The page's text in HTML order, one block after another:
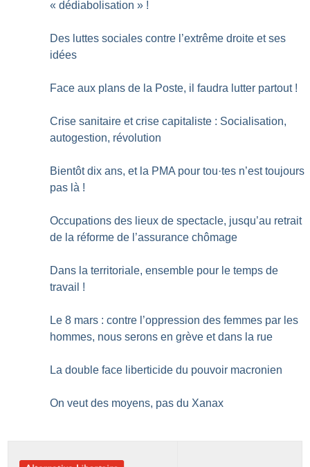
« dédiabolisation » !
Des luttes sociales contre l’extrême droite et ses
idées
Face aux plans de la Poste, il faudra lutter partout !
Crise sanitaire et crise capitaliste : Socialisation,
autogestion, révolution
Bientôt dix ans, et la PMA pour tou·tes n’est toujours
pas là !
Occupations des lieux de spectacle, jusqu’au retrait
de la réforme de l’assurance chômage
Dans la territoriale, ensemble pour le temps de
travail !
Le 8 mars : contre l’oppression des femmes par les
hommes, nous serons en grève et dans la rue
La double face liberticide du pouvoir macronien
On veut des moyens, pas du Xanax